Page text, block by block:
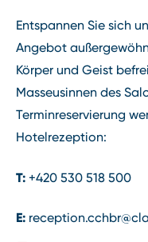
Entspannen Sie sich
Angebot
Körper und Geist
Masseusinnen des
Terminreservierung
Hotelrezeption:
T: +420 530 518 500
E: